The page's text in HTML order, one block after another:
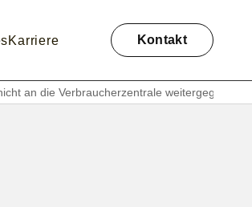
überspringen
Karriere Kontakt
an die Verbraucherzentrale weitergegeben